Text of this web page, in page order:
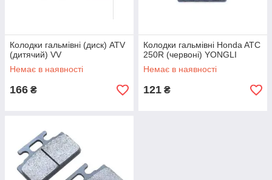
Колодки гальмівні (диск) ATV
(дитячий) VV
Немає в наявності
166 ₴
Колодки гальмівні Honda ATC
250R (червоні) YONGLI
Немає в наявності
121 ₴